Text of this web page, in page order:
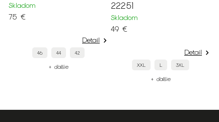
XXL
S L
+ ďalšie